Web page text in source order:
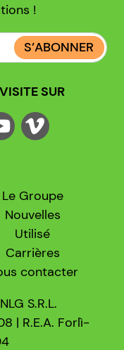
!
S’ABONNER
SUR
Le Groupe
Nouvelles
Utilisé
Carrières
contacter
S.R.L.
| R.E.A. Forlì-